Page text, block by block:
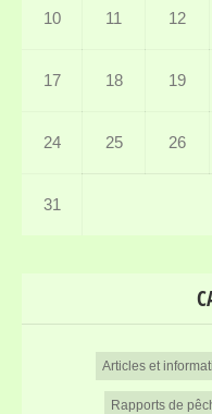
10 11 12
17 18 19
24 25 26
31
Articles et
Rapports de